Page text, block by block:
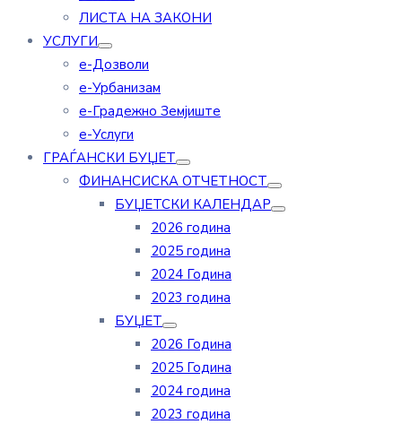
ЛИСТА НА ЗАКОНИ
УСЛУГИ
е-Дозволи
е-Урбанизам
е-Градежно Земјиште
е-Услуги
ГРАЃАНСКИ БУЏЕТ
ФИНАНСИСКА ОТЧЕТНОСТ
БУЏЕТСКИ КАЛЕНДАР
2026 година
2025 година
2024 Година
2023 година
БУЏЕТ
2026 Година
2025 Година
2024 година
2023 година